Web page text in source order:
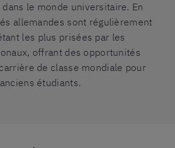
le monde universitaire. En
allemandes sont régulièrement
les plus prisées par les
offrant des opportunités
de classe mondiale pour
étudiants.